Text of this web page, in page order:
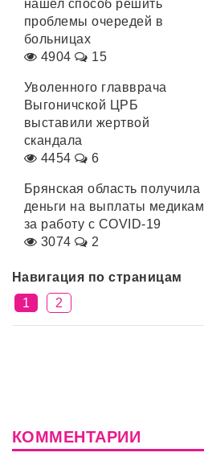
нашел способ решить
проблемы очередей в
больницах
4904
15
Уволенного главврача
Выгоничской ЦРБ
выставили жертвой
скандала
4454
6
Брянская область получила
деньги на выплаты медикам
за работу с COVID-19
3074
2
Навигация по страницам
1
2
КОММЕНТАРИИ